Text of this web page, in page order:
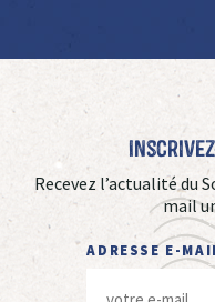
Recevez l’actualité du
mail
ADRESSE E-